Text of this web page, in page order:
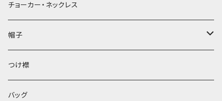
チョーカー・ネックレス
帽子
ベレー帽
つけ襟
バッグ